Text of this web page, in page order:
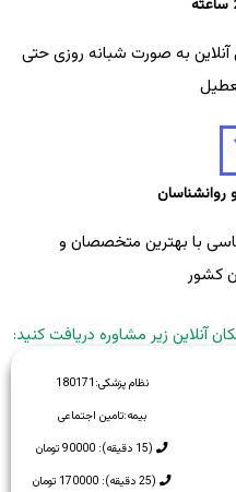
به صورت شبانه روزی حتی
روانشناسان
با بهترین متخصصان و
کشور
آنلاین زیر مشاوره دریافت کنید:
نظام پزشکی:180171
بیمه:تامین اجتماعی
(15 دقیقه): 90000 تومان
(25 دقیقه): 170000 تومان